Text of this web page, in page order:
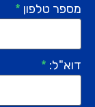
מספר טלפון *
דוא"ל: *